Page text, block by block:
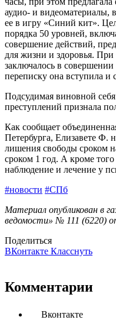
аудио- и видеоматериалы,
ее в игру «Синий кит».
порядка 50 уровней,
совершение действий,
для жизни и здоровья. При
заключалось в
переписку она вступила и
Подсудимая виновной
преступлений признала
Как сообщает
Петербурга, Елизавете Ф.
лишения свободы сроком
сроком 1 год. А кроме
наблюдение и лечение у
#новости #СПб
Материал опубликован в
ведомости» № 111 (6220)
Поделиться
ВКонтакте Класснуть
Комментарии
Вконтакте